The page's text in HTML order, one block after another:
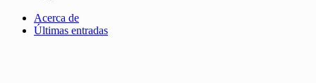
Acerca de
Últimas entradas